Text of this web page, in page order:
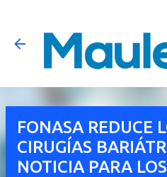
Ir al
FONASA REDUCE
CIRUGÍAS
NOTICIA PARA